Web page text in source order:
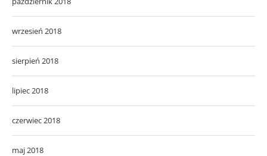
wrzesień 2018
sierpień 2018
lipiec 2018
czerwiec 2018
maj 2018